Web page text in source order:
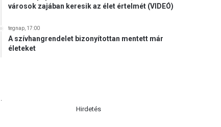
városok zajában keresik az élet értelmét (VIDEÓ)
tegnap, 17:00
A szívhangrendelet bizonyítottan mentett már
életeket
.
Hirdetés